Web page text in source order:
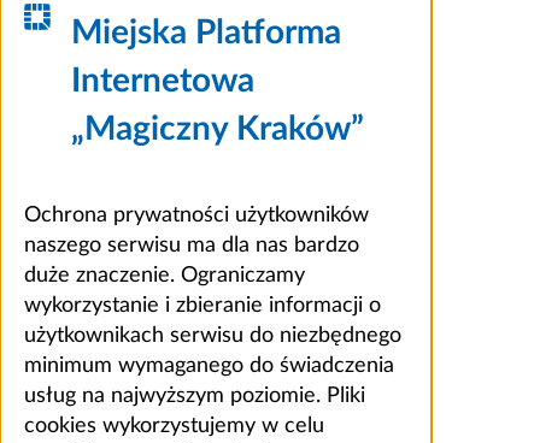
Miejska Platforma
Internetowa
„Magiczny Kraków”
Ochrona prywatności użytkowników
naszego serwisu ma dla nas bardzo
duże znaczenie. Ograniczamy
wykorzystanie i zbieranie informacji o
użytkownikach serwisu do niezbędnego
minimum wymaganego do świadczenia
usług na najwyższym poziomie. Pliki
cookies wykorzystujemy w celu